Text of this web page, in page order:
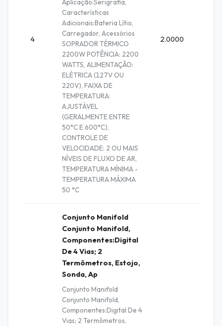
4
Aplicação:Serigrafia,
Características
Adicionais:Bateria Lítio,
Carregador, Acessórios
SOPRADOR TÉRMICO
2200W POTÊNCIA: 2200
WATTS, ALIMENTAÇÃO:
ELÉTRICA (127V OU
220V), FAIXA DE
TEMPERATURA:
AJUSTÁVEL
(GERALMENTE ENTRE
50°C E 600°C),
CONTROLE DE
VELOCIDADE: 2 OU MAIS
NÍVEIS DE FLUXO DE AR,
TEMPERATURA MÍNIMA -
TEMPERATURA MÁXIMA
50 °C
2.0000
Conjunto Manifold
Conjunto Manifold,
Componentes:Digital
De 4 Vias; 2
Termômetros, Estojo,
Sonda, Ap
Conjunto Manifold
Conjunto Manifold,
Componentes:Digital De 4
Vias; 2 Termômetros,